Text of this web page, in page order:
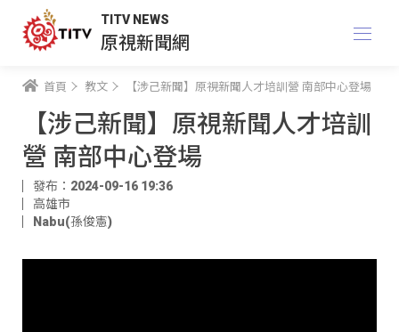
TITV NEWS
原視新聞網
首頁 教文 【涉己新聞】原視新聞人才培訓營 南部中心登場
【涉己新聞】原視新聞人才培訓
營 南部中心登場
發布：2024-09-16 19:36
高雄市
Nabu(孫俊憲)